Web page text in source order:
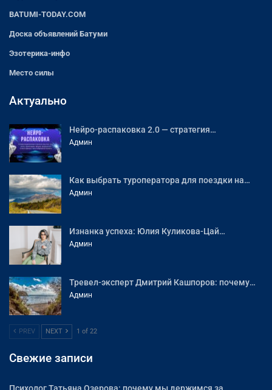
BATUMI-TODAY.COM
Доска объявлений Батуми
Эзотерика-инфо
Место силы
Актуально
Нейро-распаковка 2.0 — стратегия…
Админ
Как выбрать туроператора для поездки на…
Админ
Изнанка успеха: Юлия Куликова-Цай…
Админ
Тревел-эксперт Дмитрий Кашпоров: почему…
Админ
PREV NEXT 1 of 22
Свежие записи